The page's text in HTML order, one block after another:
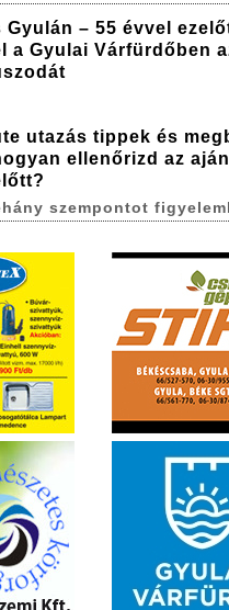
Gyulán – 55 évvel
a Gyulai Várfürdőben
utazás tippek és
ellenőrizd az
szempontot